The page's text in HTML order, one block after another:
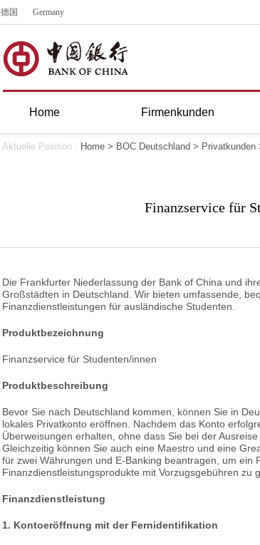
德国 Germany
Home Firmenkunden
Aktuelle Position : Home > BOC Deutschland > Privatkunden
Finanzservice für
Die Frankfurter Niederlassung der Bank of China und
Großstädten in Deutschland. Wir bieten umfassende,
Finanzdienstleistungen für ausländische Studenten.
Produktbezeichnung
Finanzservice für Studenten/innen
Produktbeschreibung
Bevor Sie nach Deutschland kommen, können Sie in
lokales Privatkonto eröffnen. Nachdem das Konto
Überweisungen erhalten, ohne dass Sie bei der
Gleichzeitig können Sie auch eine Maestro und eine
für zwei Währungen und E-Banking beantragen, um ein
Finanzdienstleistungsprodukte mit Vorzugsgebühren zu
Finanzdienstleistung
1. Kontoeröffnung mit der Fernidentifikation